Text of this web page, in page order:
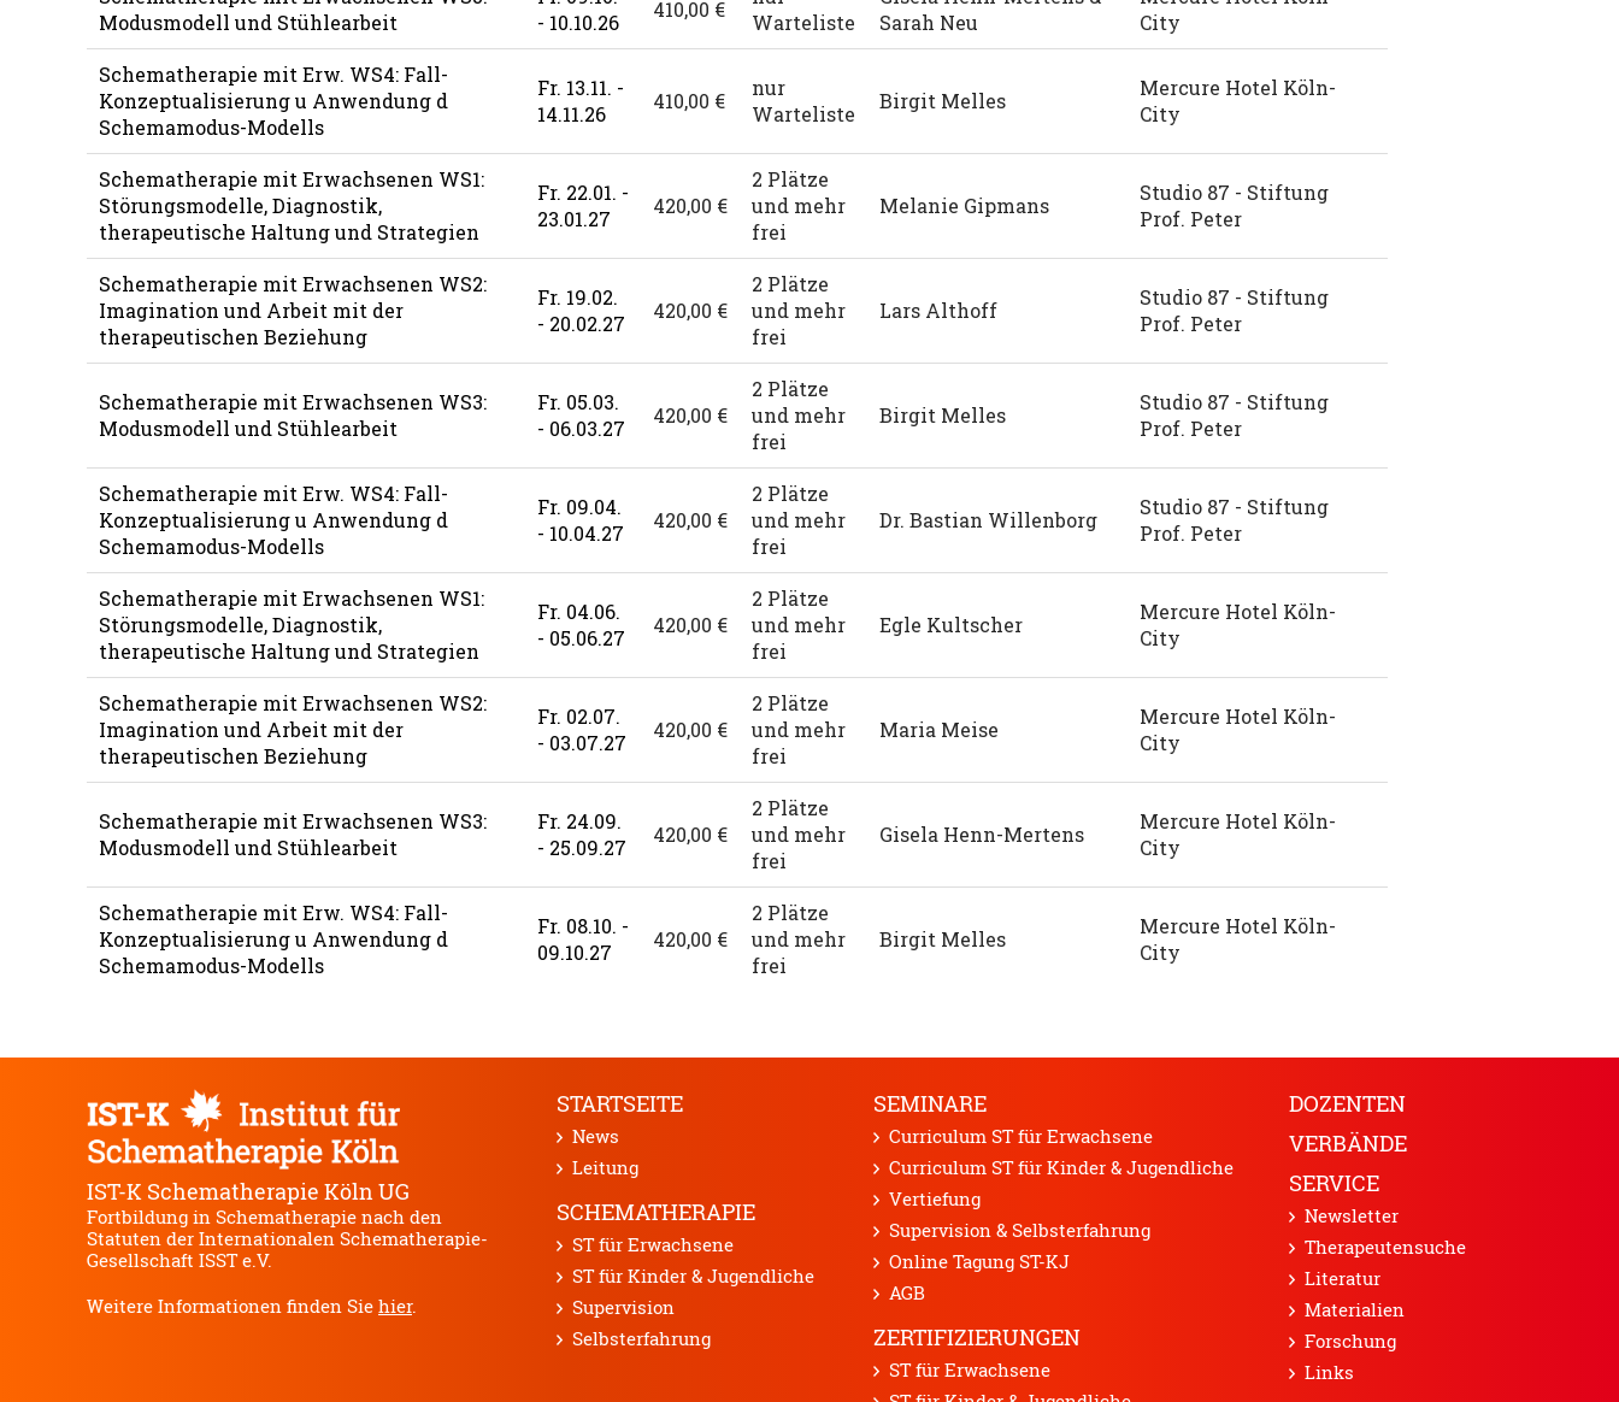
IST-K Schematherapie Köln UG
Fortbildung in Schematherapie nach den
Statuten der Internationalen Schematherapie-
Gesellschaft ISST e.V.
Weitere Informationen finden Siehier.
STARTSEITE
News
Leitung
SCHEMATHERAPIE
ST für Erwachsene
ST für Kinder & Jugendliche
Supervision
Selbsterfahrung
SEMINARE
Curriculum ST für Erwachsene
Curriculum ST für Kinder & Jugendliche
Vertiefung
Supervision & Selbsterfahrung
Online Tagung ST-KJ
AGB
ZERTIFIZIERUNGEN
ST für Erwachsene
DOZENTEN
VERBÄNDE
SERVICE
News­letter
Therapeuten­suche
Literatur
Materialien
Forschung
Links